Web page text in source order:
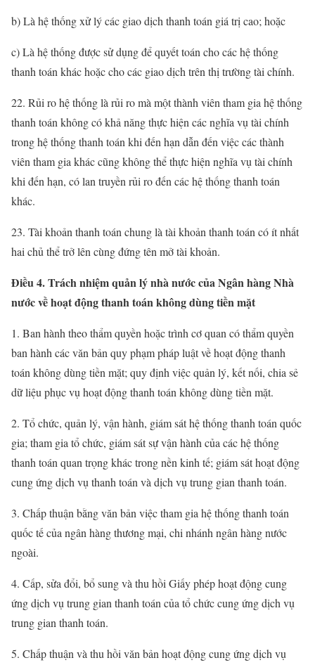
b) Là hệ thống xử lý các giao dịch thanh toán giá trị cao; hoặc
c) Là hệ thống được sử dụng để quyết toán cho các hệ thống
thanh toán khác hoặc cho các giao dịch trên thị trường tài chính.
22. Rủi ro hệ thống là rủi ro mà một thành viên tham gia hệ thống
thanh toán không có khả năng thực hiện các nghĩa vụ tài chính
trong hệ thống thanh toán khi đến hạn dẫn đến việc các thành
viên tham gia khác cũng không thể thực hiện nghĩa vụ tài chính
khi đến hạn, có lan truyền rủi ro đến các hệ thống thanh toán
khác.
23. Tài khoản thanh toán chung là tài khoản thanh toán có ít nhất
hai chủ thể trở lên cùng đứng tên mở tài khoản.
Điều 4. Trách nhiệm quản lý nhà nước của Ngân hàng Nhà
nước về hoạt động thanh toán không dùng tiền mặt
1. Ban hành theo thẩm quyền hoặc trình cơ quan có thẩm quyền
ban hành các văn bản quy phạm pháp luật về hoạt động thanh
toán không dùng tiền mặt; quy định việc quản lý, kết nối, chia sẻ
dữ liệu phục vụ hoạt động thanh toán không dùng tiền mặt.
2. Tổ chức, quản lý, vận hành, giám sát hệ thống thanh toán quốc
gia; tham gia tổ chức, giám sát sự vận hành của các hệ thống
thanh toán quan trọng khác trong nền kinh tế; giám sát hoạt động
cung ứng dịch vụ thanh toán và dịch vụ trung gian thanh toán.
3. Chấp thuận bằng văn bản việc tham gia hệ thống thanh toán
quốc tế của ngân hàng thương mại, chi nhánh ngân hàng nước
ngoài.
4. Cấp, sửa đổi, bổ sung và thu hồi Giấy phép hoạt động cung
ứng dịch vụ trung gian thanh toán của tổ chức cung ứng dịch vụ
trung gian thanh toán.
5. Chấp thuận và thu hồi văn bản hoạt động cung ứng dịch vụ